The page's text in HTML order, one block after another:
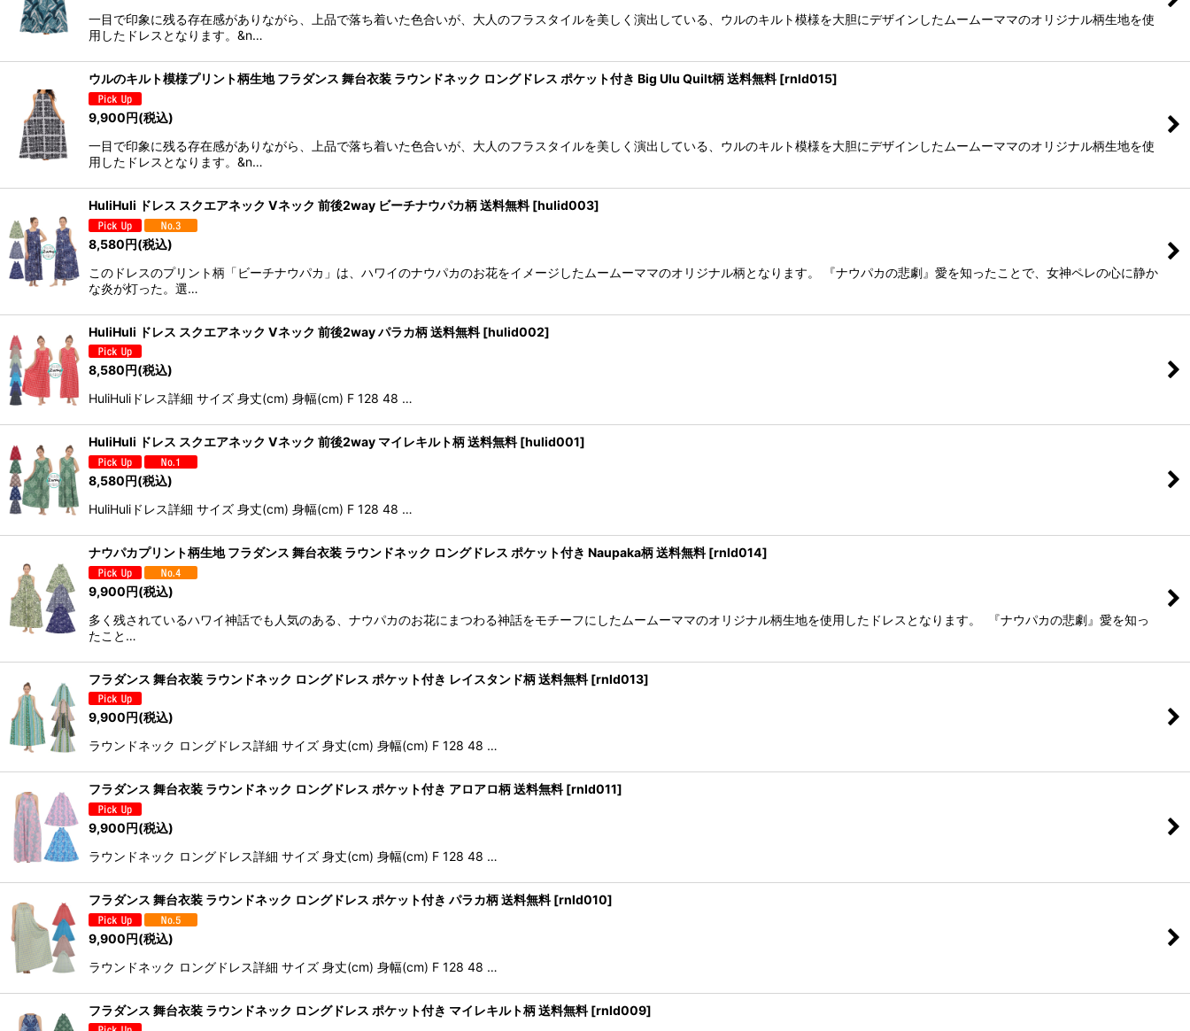
一目で印象に残る存在感がありながら、上品で落ち着いた色合いが、大人のフラスタイルを美しく演出している、ウルのキルト模様を大胆にデザインしたムームーママのオリジナル柄生地を使
用したドレスとなります。&n…
ウルのキルト模様プリント柄生地 フラダンス 舞台衣装 ラウンドネック ロングドレス ポケット付き Big Ulu Quilt柄 送料無料 [rnld015]
9,900円(税込)
一目で印象に残る存在感がありながら、上品で落ち着いた色合いが、大人のフラスタイルを美しく演出している、ウルのキルト模様を大胆にデザインしたムームーママのオリジナル柄生地を使
用したドレスとなります。&n…
HuliHuli ドレス スクエアネック Vネック 前後2way ビーチナウパカ柄 送料無料 [hulid003]
8,580円(税込)
このドレスのプリント柄「ビーチナウパカ」は、ハワイのナウパカのお花をイメージしたムームーママのオリジナル柄となります。 『ナウパカの悲劇』愛を知ったことで、女神ペレの心に静か
な炎が灯った。選…
HuliHuli ドレス スクエアネック Vネック 前後2way パラカ柄 送料無料 [hulid002]
8,580円(税込)
HuliHuliドレス詳細 サイズ 身丈(cm) 身幅(cm) F 128 48 …
HuliHuli ドレス スクエアネック Vネック 前後2way マイレキルト柄 送料無料 [hulid001]
8,580円(税込)
HuliHuliドレス詳細 サイズ 身丈(cm) 身幅(cm) F 128 48 …
ナウパカプリント柄生地 フラダンス 舞台衣装 ラウンドネック ロングドレス ポケット付き Naupaka柄 送料無料 [rnld014]
9,900円(税込)
多く残されているハワイ神話でも人気のある、ナウパカのお花にまつわる神話をモチーフにしたムームーママのオリジナル柄生地を使用したドレスとなります。 『ナウパカの悲劇』愛を知っ
たこと…
フラダンス 舞台衣装 ラウンドネック ロングドレス ポケット付き レイスタンド柄 送料無料 [rnld013]
9,900円(税込)
ラウンドネック ロングドレス詳細 サイズ 身丈(cm) 身幅(cm) F 128 48 …
フラダンス 舞台衣装 ラウンドネック ロングドレス ポケット付き アロアロ柄 送料無料 [rnld011]
9,900円(税込)
ラウンドネック ロングドレス詳細 サイズ 身丈(cm) 身幅(cm) F 128 48 …
フラダンス 舞台衣装 ラウンドネック ロングドレス ポケット付き パラカ柄 送料無料 [rnld010]
9,900円(税込)
ラウンドネック ロングドレス詳細 サイズ 身丈(cm) 身幅(cm) F 128 48 …
フラダンス 舞台衣装 ラウンドネック ロングドレス ポケット付き マイレキルト柄 送料無料 [rnld009]